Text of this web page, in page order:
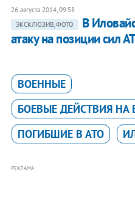
26 августа 2014, 09:58
ЭКСКЛЮЗИВ, ФОТО
В
атаку на позиции сил
ВОЕННЫЕ
БОЕВЫЕ ДЕЙСТВИЯ НА
ПОГИБШИЕ В АТО
РЕКЛАМА